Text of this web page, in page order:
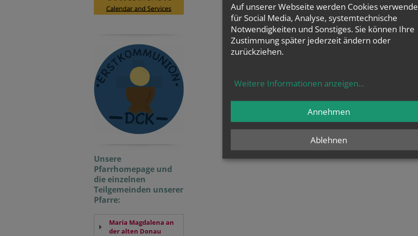
Unsere
Pfarrhomepage und
die einzelnen
Teilgemeinden unserer
Pfarre:
Maria Magdalena an
der alten Donau
Auf unserer Webseite werden Cookies
für Social Media, Analyse, systemtechnische
Notwendigkeiten und Sonstiges. Sie können Ihre
Zustimmung später jederzeit ändern oder
zurückziehen.
Weitere Informationen anzeigen...
Ablehnen
Annehmen